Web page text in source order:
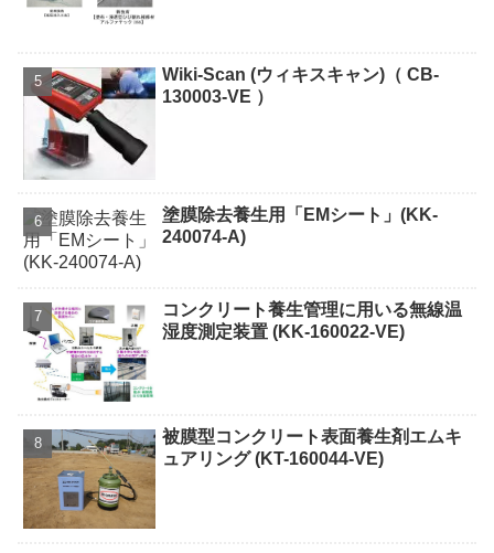
Wiki-Scan (ウィキスキャン)（ CB-
130003-VE ）
塗膜除去養生用「EMシート」(KK-
240074-A)
コンクリート養生管理に用いる無線温
湿度測定装置 (KK-160022-VE)
被膜型コンクリート表面養生剤エムキ
ュアリング (KT-160044-VE)